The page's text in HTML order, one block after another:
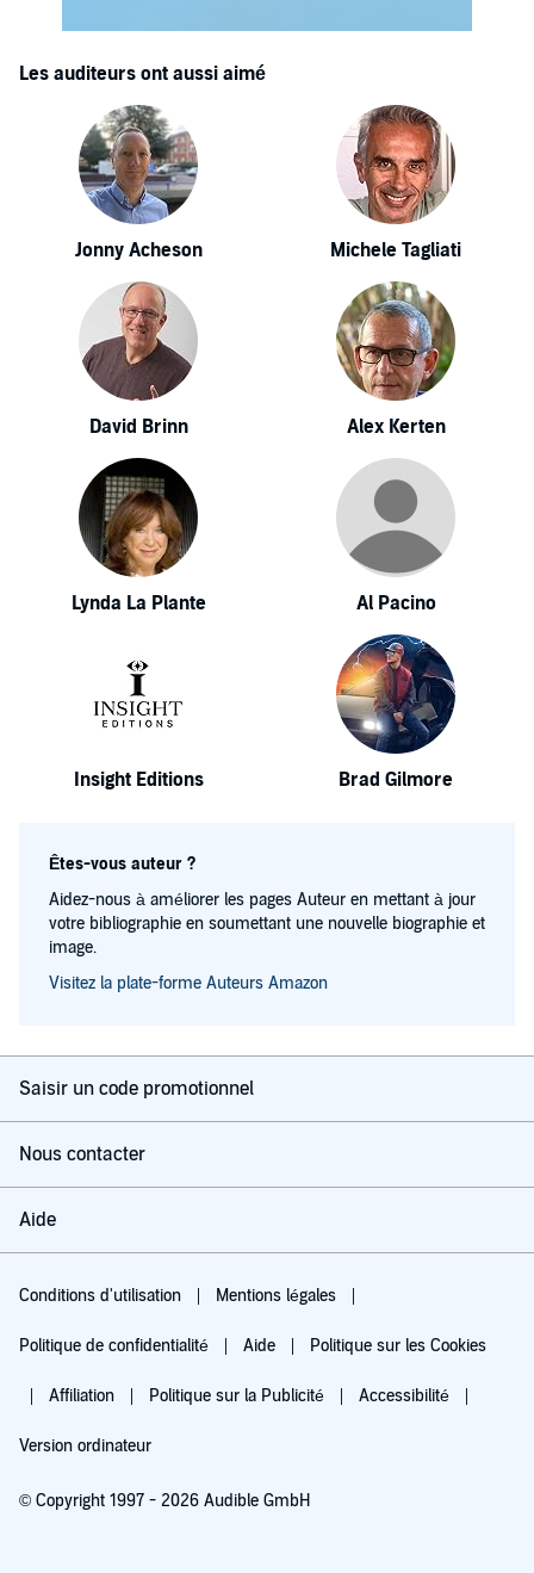
Les auditeurs ont aussi aimé
Jonny Acheson Michele Tagliati
David Brinn Alex Kerten
Lynda La Plante Al Pacino
Insight Editions Brad Gilmore
Êtes-vous auteur ?
Aidez-nous à améliorer les pages Auteur en mettant à jour
votre bibliographie en soumettant une nouvelle biographie et
image.
Visitez la plate-forme Auteurs Amazon
Saisir un code promotionnel
Nous contacter
Aide
Conditions d'utilisation Mentions légales
Politique de confidentialité Aide Politique sur les Cookies
Affiliation Politique sur la Publicité Accessibilité
Version ordinateur
© Copyright 1997 - 2026 Audible GmbH